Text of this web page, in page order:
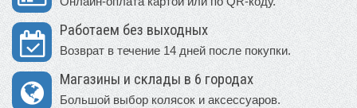
Работаем без выходных
Возврат в течение 14 дней после покупки.
Магазины и склады в 6 городах
Большой выбор колясок и аксессуаров.